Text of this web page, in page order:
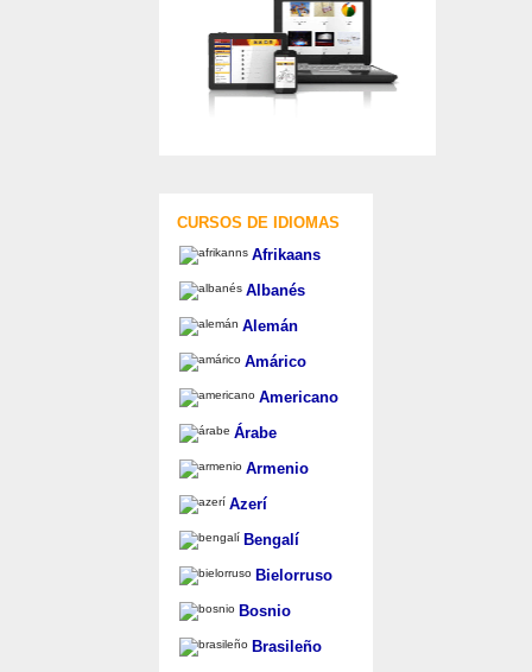
CURSOS DE IDIOMAS
Afrikaans
Albanés
Alemán
Amárico
Americano
Árabe
Armenio
Azerí
Bengalí
Bielorruso
Bosnio
Brasileño